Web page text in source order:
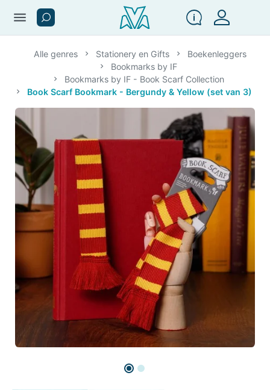
menu
Alle genres Stationery en Gifts
Boekenleggers
Bookmarks by IF
Bookmarks by IF - Book Scarf Collection
Book Scarf Bookmark - Bergundy & Yellow (set van 3)